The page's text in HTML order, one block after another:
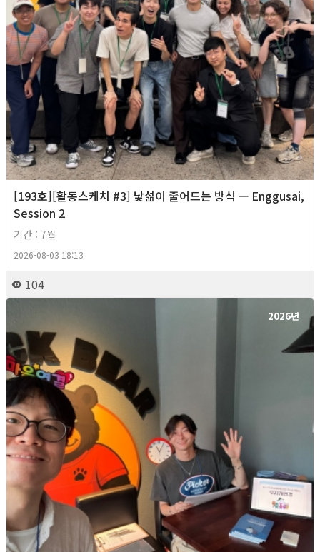
[193호][활동스케치 #3] 낯섦이 줄어드는 방식 — Enggusai,
Session 2
기간 : 7월
2026-08-03 18:13
104
2026년